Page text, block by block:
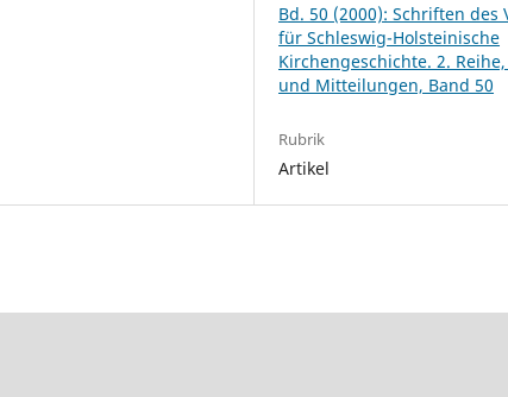
Bd. 50 (2000): Schriften des
für Schleswig-Holsteinische
Kirchengeschichte. 2.
und Mitteilungen, Band 50
Rubrik
Artikel